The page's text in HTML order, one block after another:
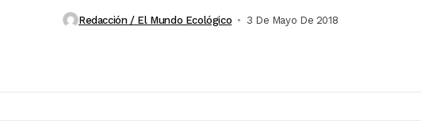
Redacción / El Mundo Ecológico 3 De Mayo De 2018